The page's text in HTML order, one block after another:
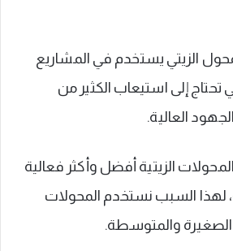
الزيتي يستخدم في المشاريع
تحتاج إلى استيعاب الكثير من
العالية.
الزيتية أفضل وأكثر فعالية
لهذا السبب نستخدم المحولات
الصغيرة والمتوسطة.